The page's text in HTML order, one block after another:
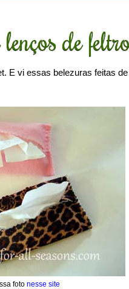
de
E vi essas belezuras feitas
foto nesse site